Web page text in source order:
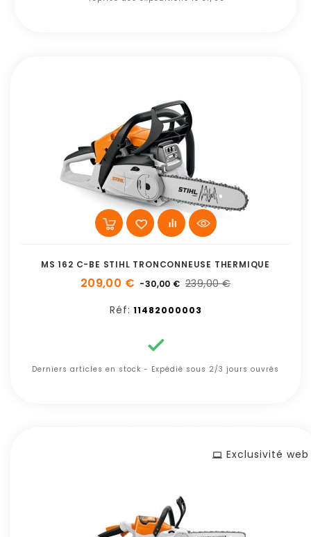
MS 162 C-BE STIHL TRONCONNEUSE THERMIQUE
209,00 € -30,00 € 239,00 €
Réf: 11482000003

Derniers articles en stock - Expédié sous 2/3 jours ouvrés
Exclusivité web